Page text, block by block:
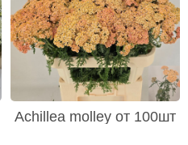
Achillea molley от 100шт